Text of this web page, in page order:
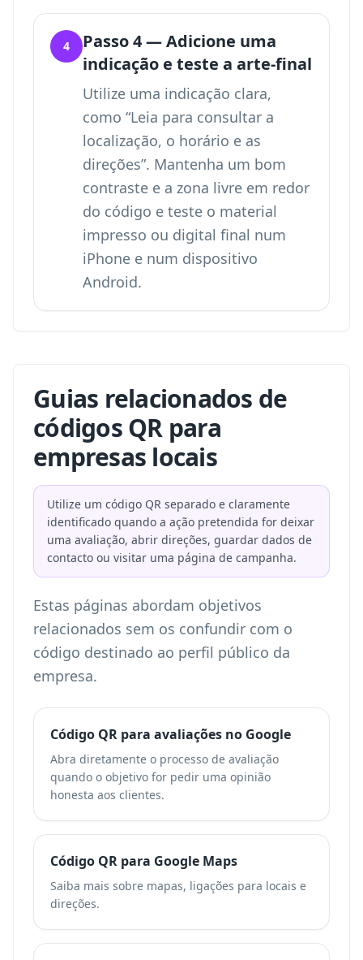
4
Passo 4 — Adicione uma
indicação e teste a arte-final
Utilize uma indicação clara,
como “Leia para consultar a
localização, o horário e as
direções”. Mantenha um bom
contraste e a zona livre em redor
do código e teste o material
impresso ou digital final num
iPhone e num dispositivo
Android.
Guias relacionados de
códigos QR para
empresas locais
Utilize um código QR separado e claramente
identificado quando a ação pretendida for deixar
uma avaliação, abrir direções, guardar dados de
contacto ou visitar uma página de campanha.
Estas páginas abordam objetivos
relacionados sem os confundir com o
código destinado ao perfil público da
empresa.
Código QR para avaliações no Google
Abra diretamente o processo de avaliação
quando o objetivo for pedir uma opinião
honesta aos clientes.
Código QR para Google Maps
Saiba mais sobre mapas, ligações para locais e
direções.